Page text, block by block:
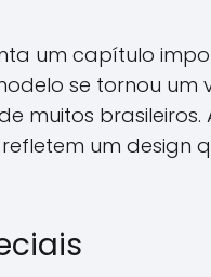
um capítulo
se tornou um
muitos brasileiros.
um design